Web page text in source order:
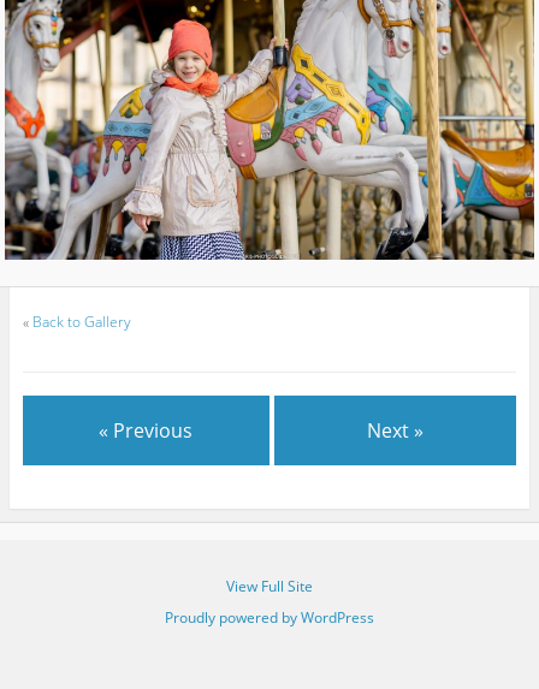
« Back to Gallery
« Previous Next »
View Full Site
Proudly powered by WordPress